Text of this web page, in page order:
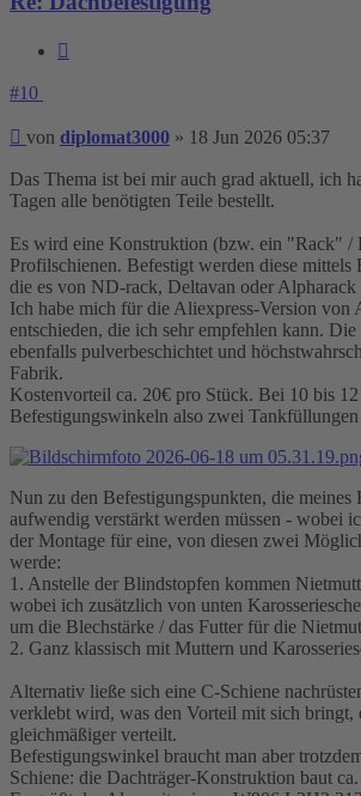
#10
Beitrag
von diplomat3000 » 18 Jun 2026 05:37
Das Thema ist bei mir auch grad aktuell, ich
Tagen alle benötigten Teile bestellt.
Es wird eine Konstruktion (bzw. ein "Rack" /
Profilschienen. Befestigt werden diese mittels
die es von ND-rack, Deltavan oder Alpharack
Ich habe mich für die Aliexpress-Version von
entschieden, die ich sehr empfehlen kann.
ebenfalls pulverbeschichtet und
Fabrik.
Kostenvorteil ca. 20€ pro Stück. Bei 10 bis
Befestigungswinkeln also zwei Tankfüllungen
Nun zu den Befestigungspunkten, die meines
aufwendig verstärkt werden müssen - wobei
der Montage für eine, von diesen zwei
werde:
1. Anstelle der Blindstopfen kommen
wobei ich zusätzlich von unten
um die Blechstärke / das Futter für die
2. Ganz klassisch mit Muttern und
Alternativ ließe sich eine C-Schiene
verklebt wird, was den Vorteil mit sich bringt,
gleichmäßiger verteilt.
Befestigungswinkel braucht man aber
Schiene: die Dachträger-Konstruktion baut